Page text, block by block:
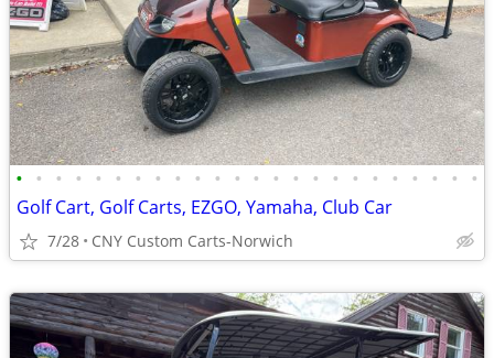
• • • • • • • • • • • • • • • • • • • • • • • •
Golf Cart, Golf Carts, EZGO, Yamaha, Club Car
7/28 CNY Custom Carts-Norwich